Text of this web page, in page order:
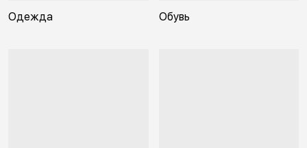
Одежда Обувь